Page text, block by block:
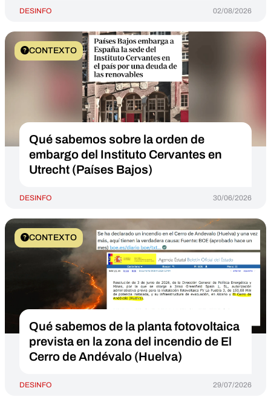
DESINFO 02/08/2026
CONTEXTO
Qué sabemos sobre la orden de
embargo del Instituto Cervantes en
Utrecht (Países Bajos)
DESINFO 30/06/2026
CONTEXTO
Qué sabemos de la planta fotovoltaica
prevista en la zona del incendio de El
Cerro de Andévalo (Huelva)
DESINFO 29/07/2026